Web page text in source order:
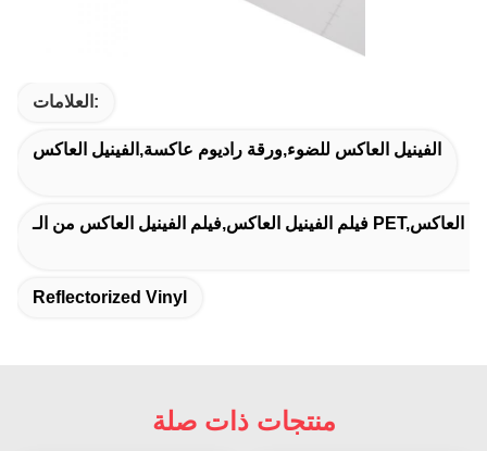
العلامات:
الفينيل العاكس للضوء,ورقة راديوم عاكسة,الفينيل العاكس
Reflectorized Vinyl
منتجات ذات صلة